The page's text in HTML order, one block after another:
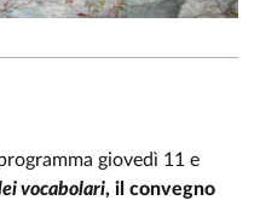
giovedì 11 e
vocabolari, il convegno